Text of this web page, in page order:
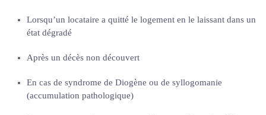
Lorsqu’un locataire a quitté le logement en le laissant dans un
état dégradé
Après un décès non découvert
En cas de syndrome de Diogène ou de syllogomanie
(accumulation pathologique)